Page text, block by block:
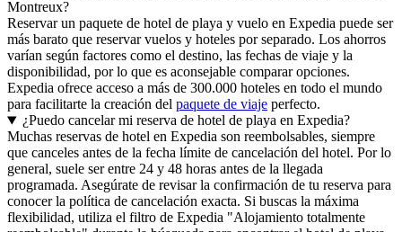
Montreux?
Reservar un paquete de hotel de playa y vuelo en Expedia puede ser
más barato que reservar vuelos y hoteles por separado. Los ahorros
varían según factores como el destino, las fechas de viaje y la
disponibilidad, por lo que es aconsejable comparar opciones.
Expedia ofrece acceso a más de 300.000 hoteles en todo el mundo
para facilitarte la creación del paquete de viaje perfecto.
¿Puedo cancelar mi reserva de hotel de playa en Expedia?
Muchas reservas de hotel en Expedia son reembolsables, siempre
que canceles antes de la fecha límite de cancelación del hotel. Por lo
general, suele ser entre 24 y 48 horas antes de la llegada
programada. Asegúrate de revisar la confirmación de tu reserva para
conocer la política de cancelación exacta. Si buscas la máxima
flexibilidad, utiliza el filtro de Expedia "Alojamiento totalmente